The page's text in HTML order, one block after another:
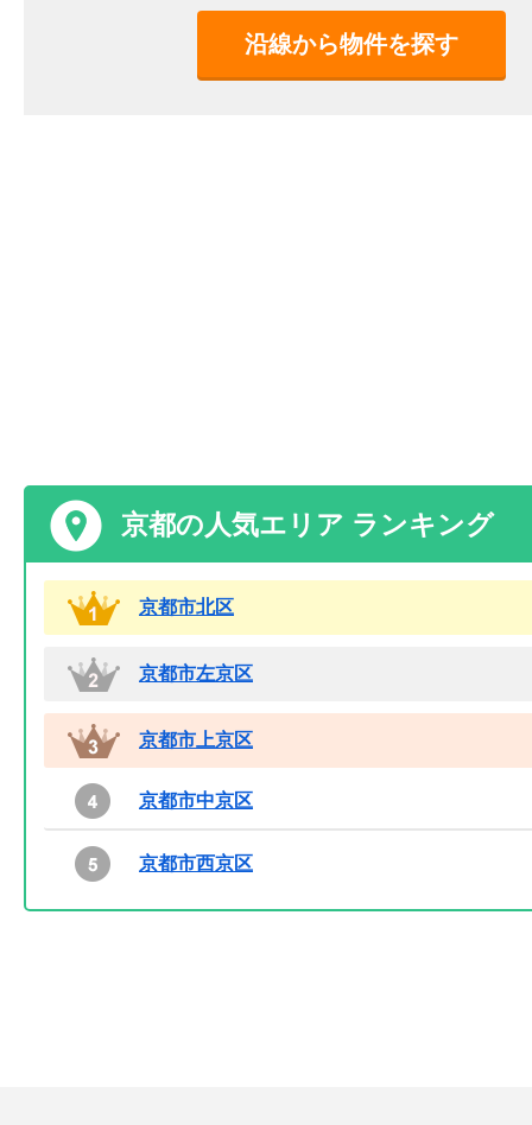
沿線から物件を探す
京都の人気エリア ランキング
京都市北区
京都市左京区
京都市上京区
京都市中京区
京都市西京区